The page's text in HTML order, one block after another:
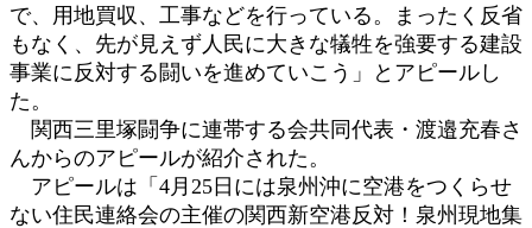
で、用地買収、工事などを行っている。まったく反省
もなく、先が見えず人民に大きな犠牲を強要する建設
事業に反対する闘いを進めていこう」とアピールし
た。
関西三里塚闘争に連帯する会共同代表・渡邉充春さ
んからのアピールが紹介された。
アピールは「4月25日には泉州沖に空港をつくらせ
ない住民連絡会の主催の関西新空港反対！泉州現地集